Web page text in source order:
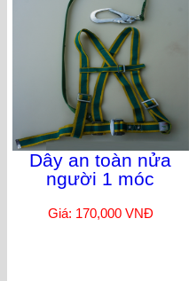
Dây an toàn nửa
người 1 móc
Giá: 170,000 VNĐ